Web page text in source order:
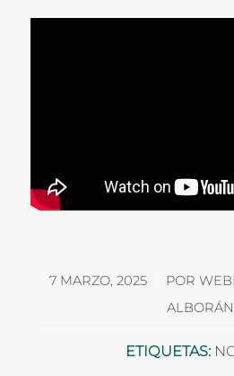
7 MARZO, 2025
/ POR
ALBORÁN
ETIQUETAS: